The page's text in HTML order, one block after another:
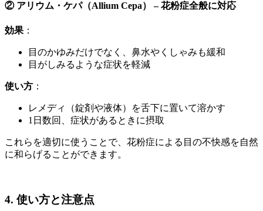
② アリウム・ケパ（Allium Cepa） – 花粉症全般に対応
効果 ：
目のかゆみだけでなく、鼻水やくしゃみも緩和
目がしみるような症状を軽減
使い方 ：
レメディ（錠剤や液体）を舌下に置いて溶かす
1日数回、症状があるときに摂取
これらを適切に使うことで、花粉症による目の不快感を自然
に和らげることができます。
4. 使い方と注意点